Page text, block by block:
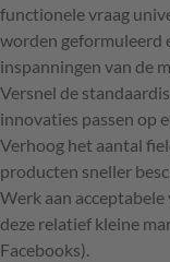
functionele vraag
worden geformuleerd
inspanningen van de
Versnel de
innovaties passen op
Verhoog het aantal
producten sneller
Werk aan
deze relatief kleine
Facebooks).